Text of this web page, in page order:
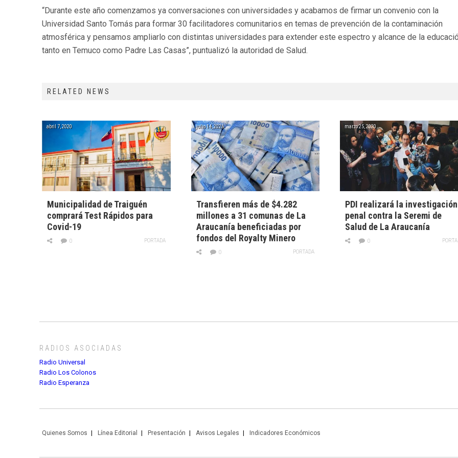
“Durante este año comenzamos ya conversaciones con universidades y acabamos de firmar un convenio con la
Universidad Santo Tomás para formar 30 facilitadores comunitarios en temas de prevención de la contaminación
atmosférica y pensamos ampliarlo con distintas universidades para extender este espectro y alcance de la
tanto en Temuco como Padre Las Casas”, puntualizó la autoridad de Salud.
RELATED NEWS
abril 7, 2020
Municipalidad de Traiguén
comprará Test Rápidos para
Covid-19
PORTADA
0
julio 14, 2026
Transfieren más de $4.282
millones a 31 comunas de La
Araucanía beneficiadas por
fondos del Royalty Minero
PORTADA
0
marzo 25, 2020
PDI realizará la investigación
penal contra la Seremi de
Salud de La Araucanía
0
RADIOS ASOCIADAS
Radio Universal
Radio Los Colonos
Radio Esperanza
Quienes Somos Línea Editorial Presentación Avisos Legales Indicadores Económicos